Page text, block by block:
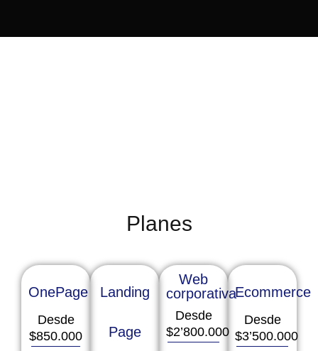
Planes
OnePage
Desde
$850.000
Landing
Page
Web
corporativa
Desde
$2’800.000
Ecommerce
Desde
$3’500.000